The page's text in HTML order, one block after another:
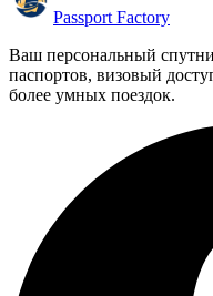
Passport Factory
Ваш персональный
паспортов, визовый
более умных поездок.